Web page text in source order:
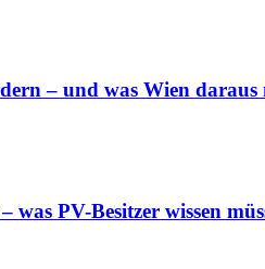
– und was Wien daraus
PV-Besitzer wissen